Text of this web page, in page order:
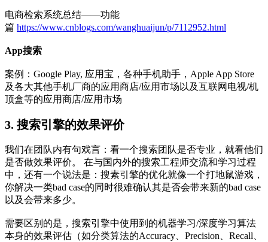
电商检索系统总结——功能
篇 https://www.cnblogs.com/wanghuaijun/p/7112952.html
App搜索
案例：Google Play, 应用宝，各种手机助手，Apple App Store
及各大其他手机厂商的应用商店/应用市场以及互联网电视/机
顶盒等的应用商店/应用市场
3. 搜索引擎的效果评价
我们在团队内有句戏言：看一个搜索团队是否专业，就看他们
是否做效果评价。 在与国内外的搜索工程师交流和学习过程
中，还有一个说法是：搜素引擎的优化就像一个打地鼠游戏，
你解决一类bad case的同时很难确认其是否会带来新的bad case
以及会带来多少。
需要区别的是，搜索引擎中使用到的机器学习/深度学习算法
本身的效果评估（如分类算法的Accuracy、Precision、Recall、